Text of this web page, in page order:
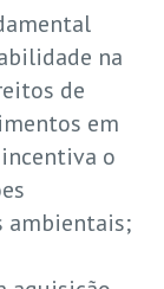
na
de
em
o
ambientais;